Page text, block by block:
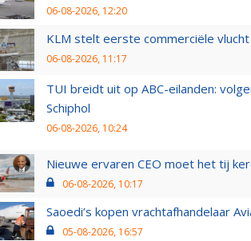
06-08-2026, 12:20
KLM stelt eerste commerciële
06-08-2026, 11:17
TUI breidt uit op ABC-eilanden:
Schiphol
06-08-2026, 10:24
Nieuwe ervaren CEO moet het tij
06-08-2026, 10:17
Saoedi’s kopen vrachtafhandelaar
05-08-2026, 16:57